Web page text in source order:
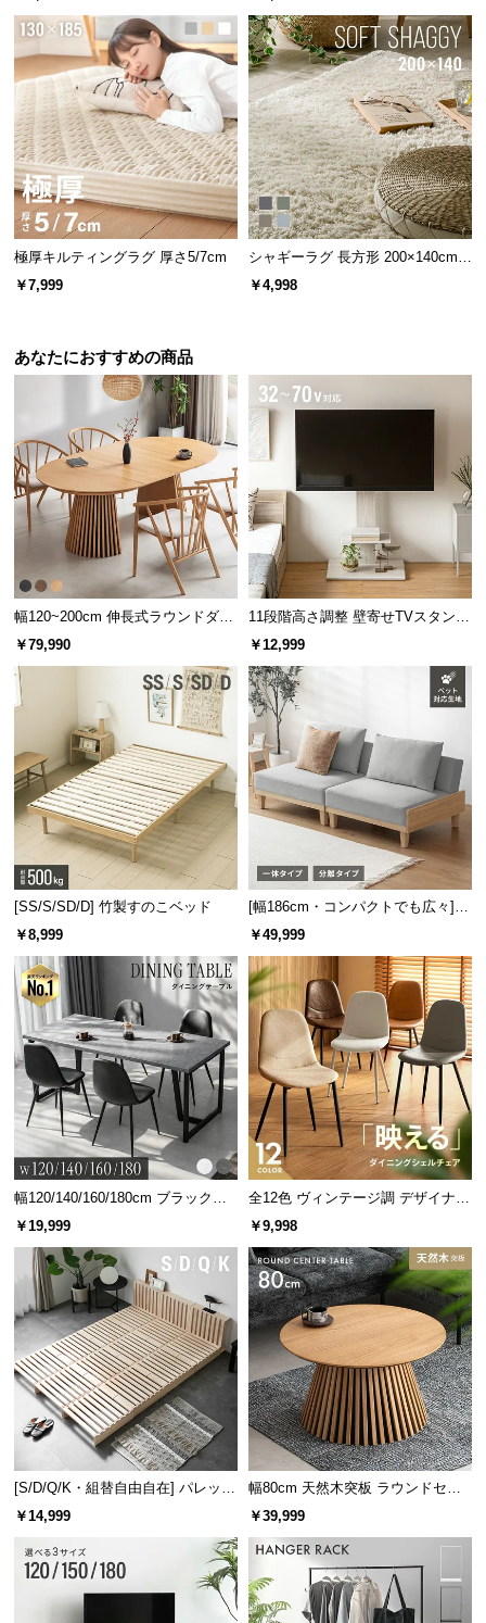
極厚キルティングラグ 厚さ5/7cm
￥7,999
シャギーラグ 長方形 200×140cm
洗える 防音 防ダニ 抗菌防臭 滑り
￥4,998
あなたにおすすめの商品
幅120~200cm 伸長式ラウンドダイ
ニングテーブル 6人掛け 天然木突
板 美しい格子デザイン
￥79,990
11段階高さ調整 壁寄せTVスタンド
キャスター付き 上下左右角度調節
￥12,999
[SS/S/SD/D] 竹製すのこベッド
￥8,999
[幅186cm・コンパクトでも広々] 3
人掛けソファベッド リクライニン
￥49,999
幅120/140/160/180cm ブラックフ
レーム ダイニング 大理石調 4人掛
￥19,999
全12色 ヴィンテージ調 デザイナー
ズシェルチェア
￥9,998
[S/D/Q/K・組替自由自在] パレット
ベッド 8/12/16枚セット
￥14,999
幅80cm 天然木突板 ラウンドセン
ターテーブル 美しい格子デザイン
￥39,999